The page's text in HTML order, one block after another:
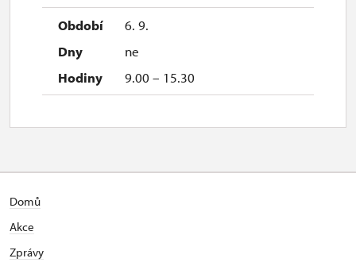
1. 1.-31. 3.
uzavřen
6. 9.
ne
9.00 – 15.30
Domů
Akce
Zprávy